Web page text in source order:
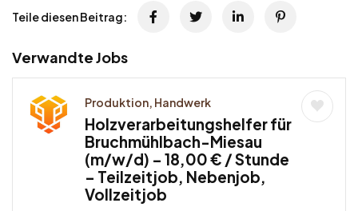
Teile diesen Beitrag:
Verwandte Jobs
Produktion, Handwerk
Holzverarbeitungshelfer für
Bruchmühlbach-Miesau
(m/w/d) – 18,00 € / Stunde
– Teilzeitjob, Nebenjob,
Vollzeitjob